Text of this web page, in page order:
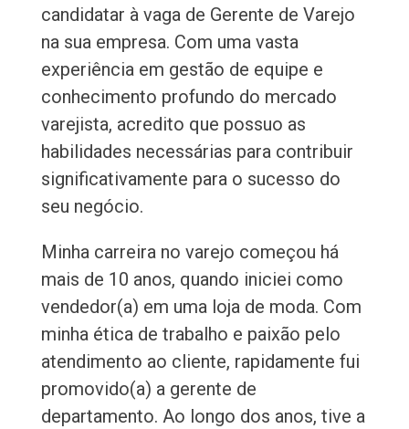
candidatar à vaga de Gerente de Varejo
na sua empresa. Com uma vasta
experiência em gestão de equipe e
conhecimento profundo do mercado
varejista, acredito que possuo as
habilidades necessárias para contribuir
significativamente para o sucesso do
seu negócio.
Minha carreira no varejo começou há
mais de 10 anos, quando iniciei como
vendedor(a) em uma loja de moda. Com
minha ética de trabalho e paixão pelo
atendimento ao cliente, rapidamente fui
promovido(a) a gerente de
departamento. Ao longo dos anos, tive a